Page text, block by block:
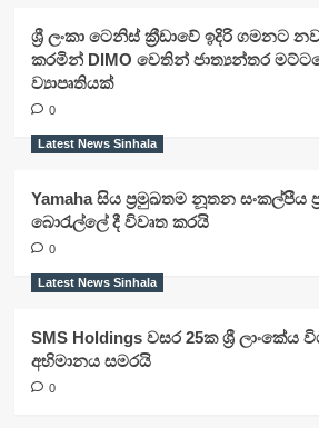
ශ්‍රී ලංකා ටෙනිස් ක්‍රීඩාවේ ඉදිරි
කරමින් DIMO වෙතින් ජාත්‍යන්තර
ව්‍යාපෘතියක්
0
Latest News Sinhala
Yamaha සිය ප්‍රමුඛතම නූතන සංකල්පීය
බොරැල්ලේ දී විවෘත කරයි
0
Latest News Sinhala
SMS Holdings වසර 25ක ශ්‍රී ලාංකේය
අභිමානය සමරයි
0